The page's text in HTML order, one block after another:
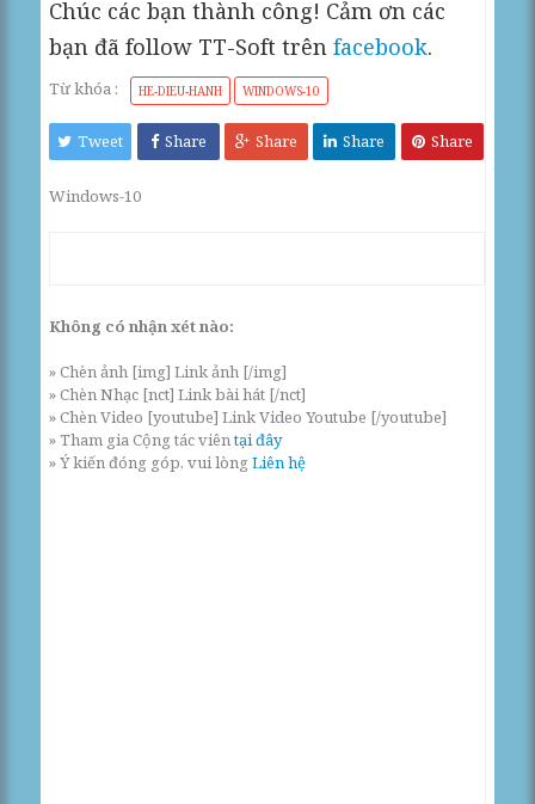
Chúc các bạn thành công! Cảm ơn các
bạn đã follow TT-Soft trênfacebook.
Từ khóa : HE-DIEU-HANH WINDOWS-10
Tweet Share Share Share Share
Windows-10
Không có nhận xét nào:
» Chèn ảnh [img] Link ảnh [/img]
» Chèn Nhạc [nct] Link bài hát [/nct]
» Chèn Video [youtube] Link Video Youtube [/youtube]
» Tham gia Cộng tác viêntại đây
» Ý kiến đóng góp, vui lòngLiên hệ